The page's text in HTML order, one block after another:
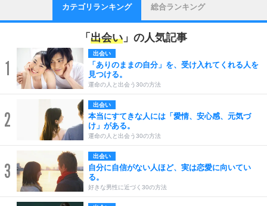
カテゴリランキング 総合ランキング
「 出会い 」の人気記事
1
出会い
「ありのままの自分」を、受け入れてくれる人を
見つける。
運命の人と出会う30の方法
2
出会い
本当にすてきな人には「愛情、安心感、元気づ
け」がある。
運命の人と出会う30の方法
3
出会い
自分に自信がない人ほど、実は恋愛に向いてい
る。
好きな男性に近づく30の方法